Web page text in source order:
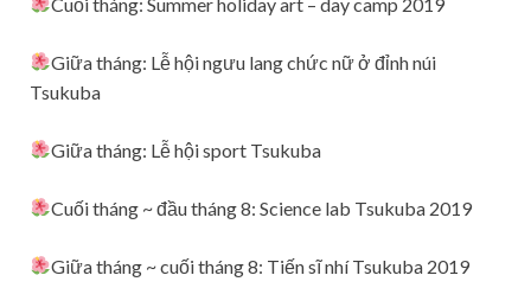
Giữa tháng: Lễ hội ngưu lang chức nữ ở đỉnh núi
Tsukuba
Giữa tháng: Lễ hội sport Tsukuba
Cuối tháng ~ đầu tháng 8:Science lab Tsukuba 2019
Giữa tháng ~ cuối tháng 8: Tiến sĩ nhí Tsukuba 2019